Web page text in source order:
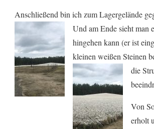
Anschließend bin ich zum Lagergelände
Und am Ende sieht man
hingehen kann (er ist
kleinen weißen Steinen
die
Von
erholt